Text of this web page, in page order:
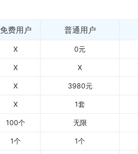
免费用户 普通用户
X 0元
X X
X 3980元
X 1套
100个 无限
1个 1个